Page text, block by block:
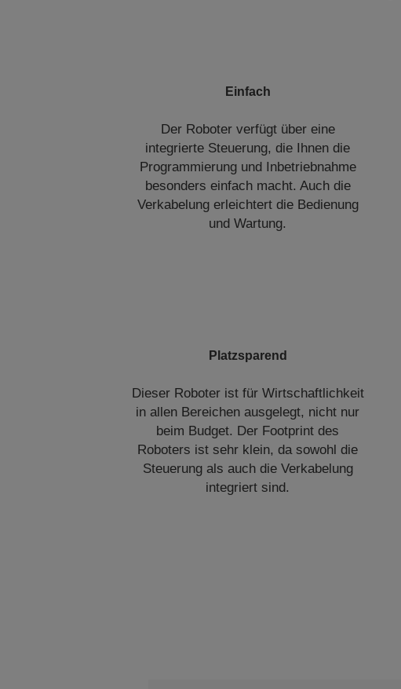
Einfach
Der Roboter verfügt über eine
integrierte Steuerung, die Ihnen die
Programmierung und Inbetriebnahme
besonders einfach macht. Auch die
Verkabelung erleichtert die Bedienung
und Wartung.
Platzsparend
Dieser Roboter ist für Wirtschaftlichkeit
in allen Bereichen ausgelegt, nicht nur
beim Budget. Der Footprint des
Roboters ist sehr klein, da sowohl die
Steuerung als auch die Verkabelung
integriert sind.